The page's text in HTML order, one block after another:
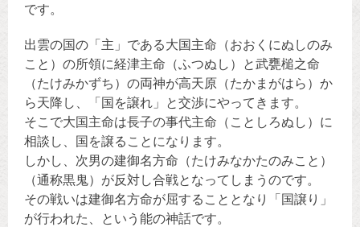
です。
出雲の国の「主」である大国主命（おおくにぬしのみ
こと）の所領に経津主命（ふつぬし）と武甕槌之命
（たけみかずち）の両神が高天原（たかまがはら）か
ら天降し、「国を譲れ」と交渉にやってきます。
そこで大国主命は長子の事代主命（ことしろぬし）に
相談し、国を譲ることになります。
しかし、次男の建御名方命（たけみなかたのみこと）
（通称黒鬼）が反対し合戦となってしまうのです。
その戦いは建御名方命が屈することとなり「国譲り」
が行われた、という能の神話です。